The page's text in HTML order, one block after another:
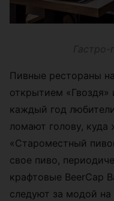
Гастро-
Пивные рестораны
открытием «Гвоздя»
каждый год
ломают голову, куда
«Староместный
свое пиво,
крафтовые BeerCap
следуют за модой